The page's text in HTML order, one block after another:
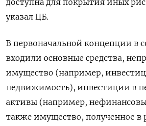
доступна для покрытия иных
указал ЦБ.
В первоначальной концепции в
входили основные средства,
имущество (например,
недвижимость), инвестиции в
активы (например,
также имущество, полученное в